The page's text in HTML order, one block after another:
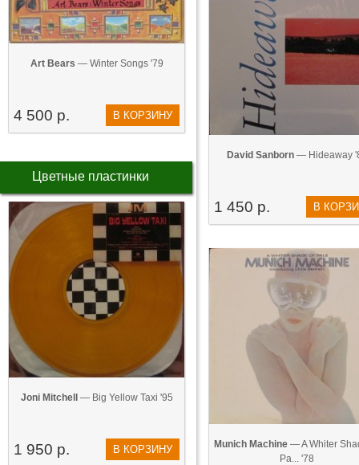
Art Bears — Winter Songs '79
4 500 р. В КОРЗИНУ
Цветные пластинки
Joni Mitchell — Big Yellow Taxi '95
1 950 р. В КОРЗИНУ
David Sanborn— Hideaway
1 450 р. В
Munich Machine— A Whiter
Pa... '78